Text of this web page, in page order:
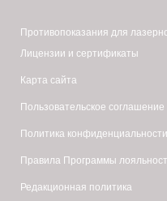
Противопоказания для
Лицензии и сертификаты
Карта сайта
Пользовательское соглашение
Политика конфиденциальности
Правила Программы
Редакционная политика